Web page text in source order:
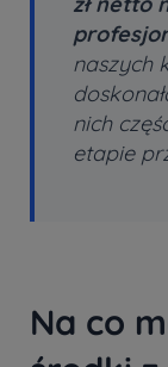
naszych
nich
etapie
Na co